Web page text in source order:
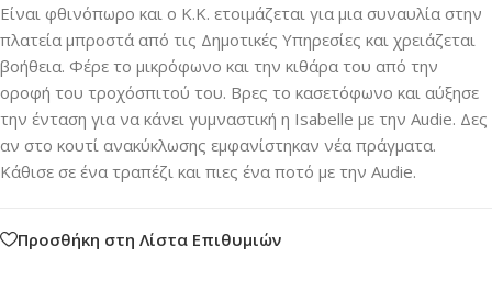
Είναι φθινόπωρο και ο K.K. ετοιμάζεται για μια συναυλία στην
πλατεία μπροστά από τις Δημοτικές Υπηρεσίες και χρειάζεται
βοήθεια. Φέρε το μικρόφωνο και την κιθάρα του από την
οροφή του τροχόσπιτού του. Βρες το κασετόφωνο και αύξησε
την ένταση για να κάνει γυμναστική η Isabelle με την Audie. Δες
αν στο κουτί ανακύκλωσης εμφανίστηκαν νέα πράγματα.
Κάθισε σε ένα τραπέζι και πιες ένα ποτό με την Audie.
Προσθήκη στη Λίστα Επιθυμιών